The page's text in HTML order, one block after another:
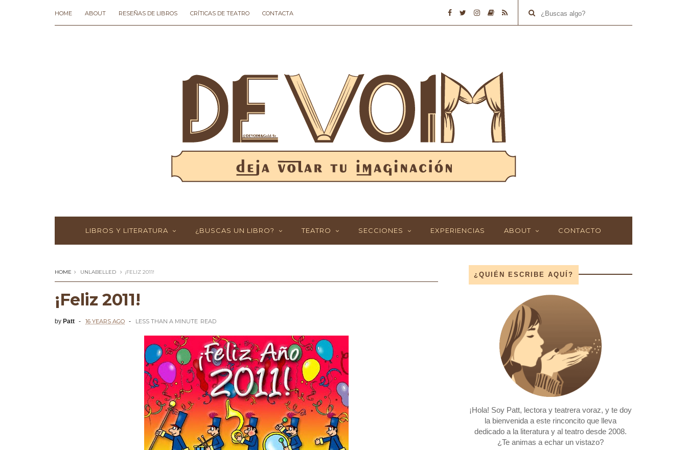
HOME ABOUT RESEÑAS DE LIBROS CRÍTICAS DE TEATRO CONTACTA
LIBROS Y LITERATURA ¿BUSCAS UN LIBRO? TEATRO SECCIONES EXPERIENCIAS ABOUT CONTACTO
HOME UNLABELLED ¡FELIZ 2011!
¡Feliz 2011!
by Patt 16 YEARS AGO LESS THAN A MINUTE READ
¿QUIÉN ESCRIBE AQUÍ?
¡Hola! Soy Patt, lectora y teatrera voraz, y te doy
la bienvenida a este rinconcito que lleva
dedicado a la literatura y al teatro desde 2008.
¿Te animas a echar un vistazo?